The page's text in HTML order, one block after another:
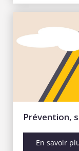
Prévention,
En savoir